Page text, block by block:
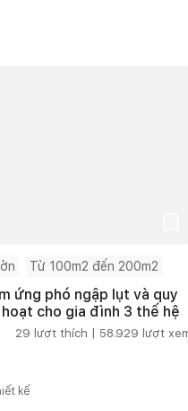
Từ 100m2 đến 200m2
ứng phó ngập lụt và quy
cho gia đình 3 thế hệ
29 lượt thích | 58.929 lượt
kế